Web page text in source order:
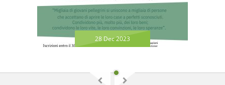
28 Dec 2023